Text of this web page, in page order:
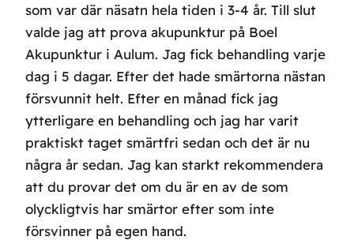
som var där näsatn hela tiden i 3-4 år. Till slut
valde jag att prova akupunktur på Boel
Akupunktur i Aulum. Jag fick behandling varje
dag i 5 dagar. Efter det hade smärtorna nästan
försvunnit helt. Efter en månad fick jag
ytterligare en behandling och jag har varit
praktiskt taget smärtfri sedan och det är nu
några år sedan. Jag kan starkt rekommendera
att du provar det om du är en av de som
olyckligtvis har smärtor efter som inte
försvinner på egen hand.